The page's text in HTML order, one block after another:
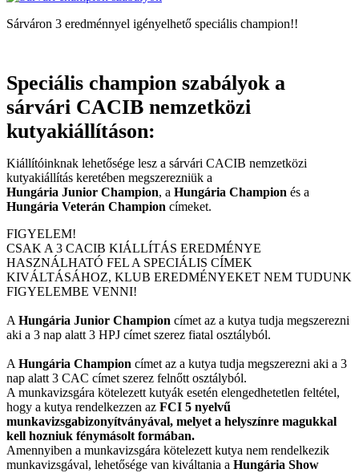
Sárváron 3 eredménnyel igényelhető speciális champion!!
Speciális champion szabályok a
sárvári CACIB nemzetközi
kutyakiállításon:
Kiállítóinknak lehetősége lesz a sárvári CACIB nemzetközi
kutyakiállítás keretében megszerezniük a
Hungária Junior Champion, a Hungária Champion és a
Hungária Veterán Champion címeket.
FIGYELEM!
CSAK A 3 CACIB KIÁLLÍTÁS EREDMÉNYE
HASZNÁLHATÓ FEL A SPECIÁLIS CÍMEK
KIVÁLTÁSÁHOZ, KLUB EREDMÉNYEKET NEM TUDUNK
FIGYELEMBE VENNI!
A Hungária Junior Champion címet az a kutya tudja megszerezni
aki a 3 nap alatt 3 HPJ címet szerez fiatal osztályból.
A Hungária Champion címet az a kutya tudja megszerezni aki a 3
nap alatt 3 CAC címet szerez felnőtt osztályból.
A munkavizsgára kötelezett kutyák esetén elengedhetetlen feltétel,
hogy a kutya rendelkezzen az FCI 5 nyelvű
munkavizsgabizonyítványával, melyet a helyszínre magukkal
kell hozniuk fénymásolt formában.
Amennyiben a munkavizsgára kötelezett kutya nem rendelkezik
munkavizsgával, lehetősége van kiváltania a Hungária Show